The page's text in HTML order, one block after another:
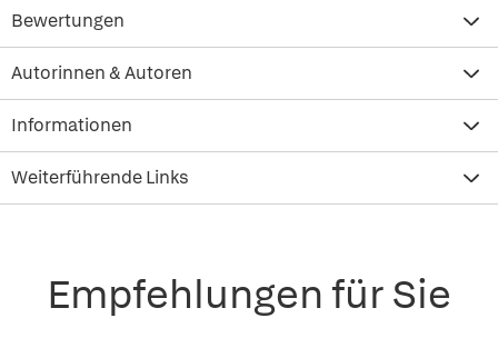
Bewertungen
Autorinnen & Autoren
Informationen
Weiterführende Links
Empfehlungen für Sie